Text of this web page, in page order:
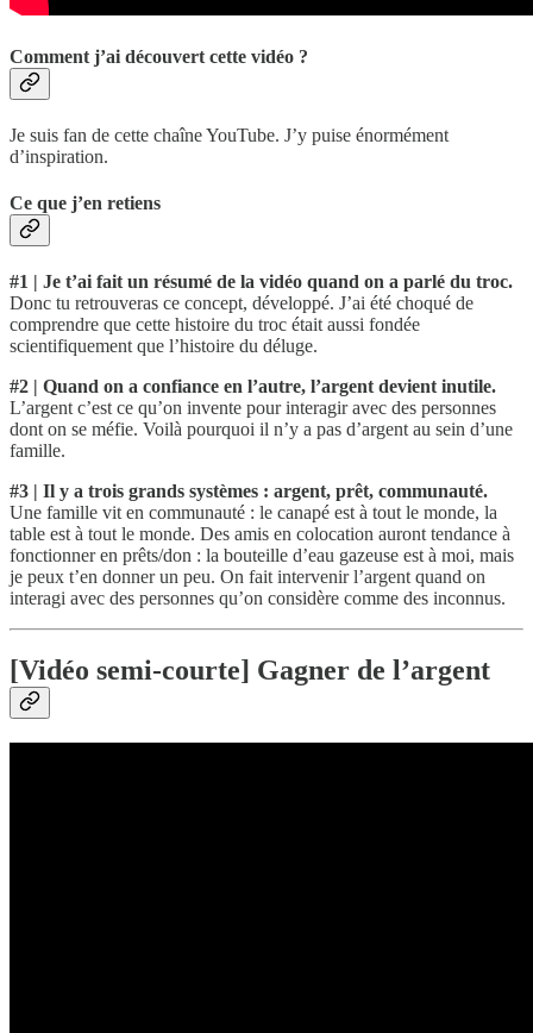
Comment j’ai découvert cette vidéo ?
Je suis fan de cette chaîne YouTube. J’y puise énormément
d’inspiration.
Ce que j’en retiens
#1 | Je t’ai fait un résumé de la vidéo quand on a parlé du troc.
Donc tu retrouveras ce concept, développé. J’ai été choqué de
comprendre que cette histoire du troc était aussi fondée
scientifiquement que l’histoire du déluge.
#2 | Quand on a confiance en l’autre, l’argent devient inutile.
L’argent c’est ce qu’on invente pour interagir avec des personnes
dont on se méfie. Voilà pourquoi il n’y a pas d’argent au sein d’une
famille.
#3 | Il y a trois grands systèmes : argent, prêt, communauté.
Une famille vit en communauté : le canapé est à tout le monde, la
table est à tout le monde. Des amis en colocation auront tendance à
fonctionner en prêts/don : la bouteille d’eau gazeuse est à moi, mais
je peux t’en donner un peu. On fait intervenir l’argent quand on
interagi avec des personnes qu’on considère comme des inconnus.
[Vidéo semi-courte] Gagner de l’argent